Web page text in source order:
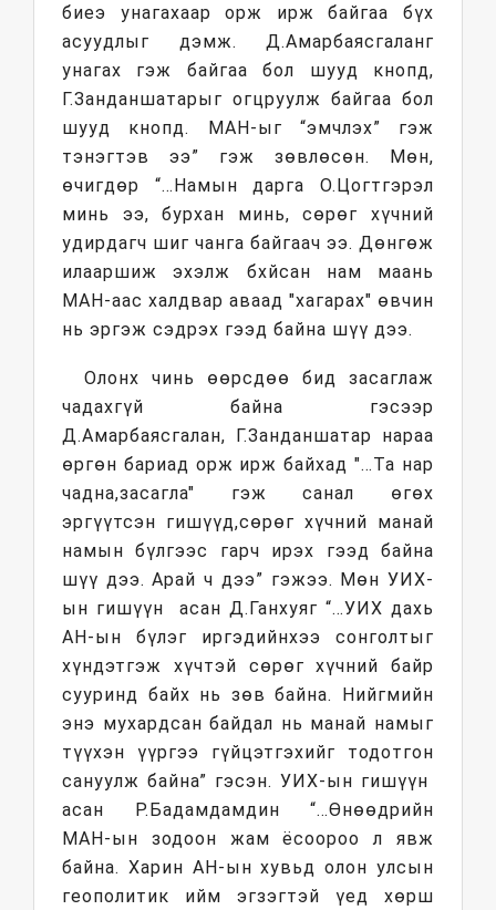
биеэ унагахаар орж ирж байгаа бүх
асуудлыг дэмж. Д.Амарбаясгаланг
унагах гэж байгаа бол шууд кнопд,
Г.Занданшатарыг огцруулж байгаа бол
шууд кнопд. МАН-ыг “эмчлэх” гэж
тэнэгтэв ээ” гэж зөвлөсөн. Мөн,
өчигдөр “…Намын дарга О.Цогтгэрэл
минь ээ, бурхан минь, сөрөг хүчний
удирдагч шиг чанга байгаач ээ. Дөнгөж
илааршиж эхэлж бхйсан нам маань
МАН-аас халдвар аваад "хагарах" өвчин
нь эргэж сэдрэх гээд байна шүү дээ.
Олонх чинь өөрсдөө бид засаглаж
чадахгүй байна гэсээр
Д.Амарбаясгалан, Г.Занданшатар нараа
өргөн бариад орж ирж байхад "…Та нар
чадна,засагла" гэж санал өгөх
эргүүтсэн гишүүд,сөрөг хүчний манай
намын бүлгээс гарч ирэх гээд байна
шүү дээ. Арай ч дээ” гэжээ. Мөн УИХ-
ын гишүүн асан Д.Ганхуяг “…УИХ дахь
АН-ын бүлэг иргэдийнхээ сонголтыг
хүндэтгэж хүчтэй сөрөг хүчний байр
сууринд байх нь зөв байна. Нийгмийн
энэ мухардсан байдал нь манай намыг
түүхэн үүргээ гүйцэтгэхийг тодотгон
сануулж байна” гэсэн. УИХ-ын гишүүн
асан Р.Бадамдамдин “…Өнөөдрийн
МАН-ын зодоон жам ёсоороо л явж
байна. Харин АН-ын хувьд олон улсын
геополитик ийм эгзэгтэй үед хөрш